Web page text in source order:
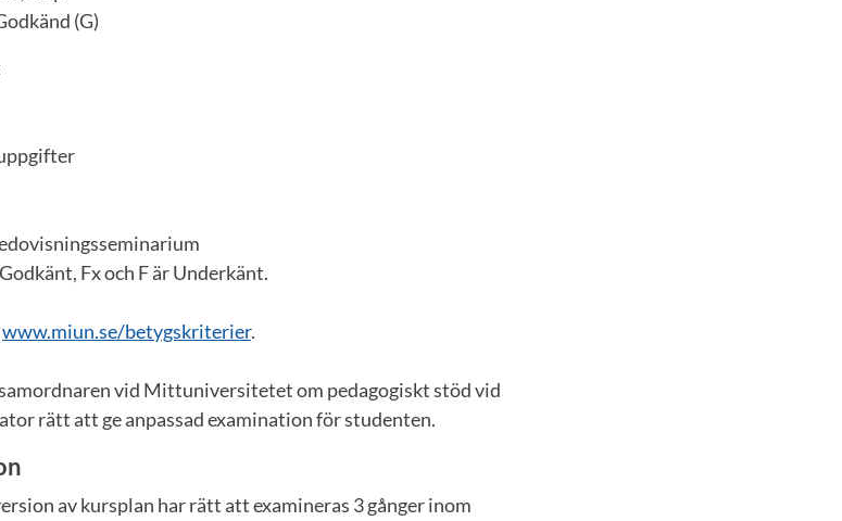
(G)
Fx och F är Underkänt.
www.miun.se/betygskriterier.
vid Mittuniversitetet om pedagogiskt stöd vid
rätt att ge anpassad examination för studenten.
av kursplan har rätt att examineras 3 gånger inom